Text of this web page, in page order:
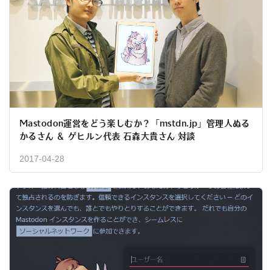
Mastodon運営をどう楽しむか？「mstdn.jp」管理人ぬる
かるさん ＆ ゲヒルン代表 石森大貴さん 対談
2017-04-28